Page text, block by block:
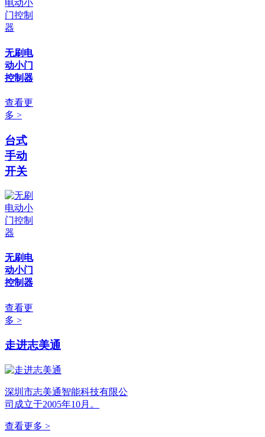
无刷电
动小门
控制器
查看更
多 >
台式
手动
开关
无刷电
动小门
控制器
查看更
多 >
走进志美通
深圳市志美通智能科技有限公
司成立于2005年10月。
查看更多 >